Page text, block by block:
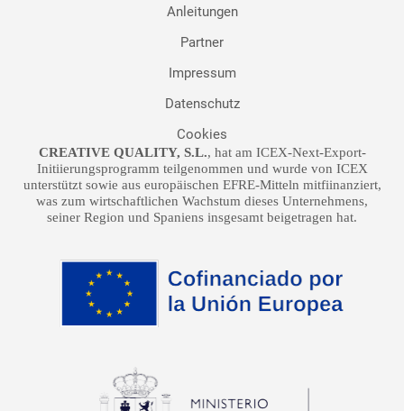
Anleitungen
Partner
Impressum
Datenschutz
Cookies
CREATIVE QUALITY, S.L., hat am ICEX-Next-Export-
Initiierungsprogramm teilgenommen und wurde von ICEX
unterstützt sowie aus europäischen EFRE-Mitteln mitfiinanziert,
was zum wirtschaftlichen Wachstum dieses Unternehmens,
seiner Region und Spaniens insgesamt beigetragen hat.